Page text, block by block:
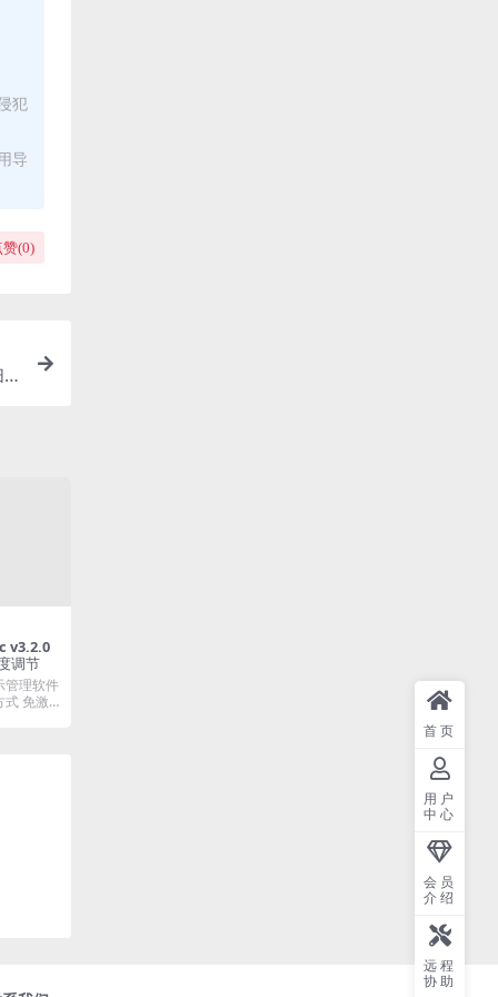
犯
导
赞(0)
调节
管理软件
式 免激
首页
用户
中心
会员
介绍
远程
协助